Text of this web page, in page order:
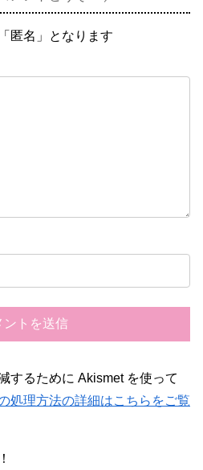
匿名」となります
するために Akismet を使って
処理方法の詳細はこちらをご覧